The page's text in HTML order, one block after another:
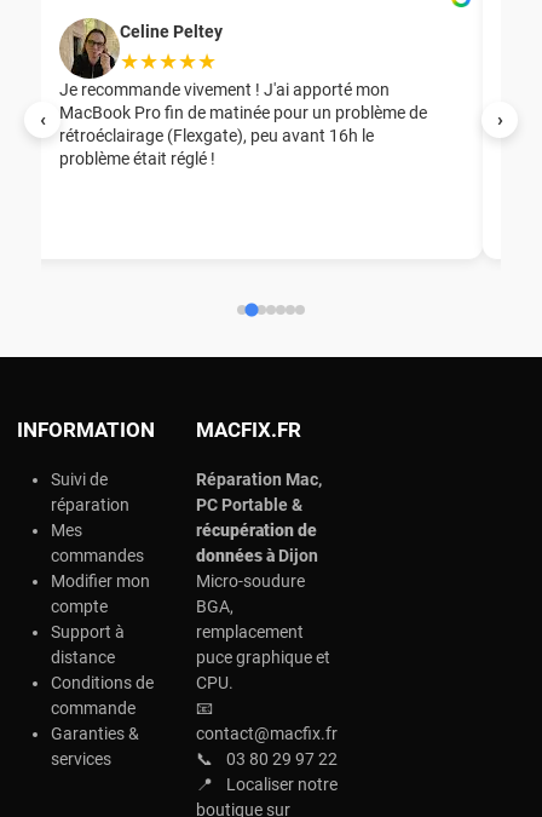
‹ ›
Celine Peltey
★★★★★
Je recommande vivement ! J'ai apporté mon
MacBook Pro fin de matinée pour un problème de
rétroéclairage (Flexgate), peu avant 16h le
problème était réglé !
INFORMATION
Suivi de
réparation
Mes
commandes
Modifier mon
compte
Support à
distance
Conditions de
commande
Garanties &
services
MACFIX.FR
Réparation Mac,
PC Portable &
récupération de
données àDijon
Micro-soudure
BGA,
remplacement
puce graphique et
CPU.
📧
contact@macfix.fr
📞
03 80 29 97 22
📍
Localiser notre
boutique sur